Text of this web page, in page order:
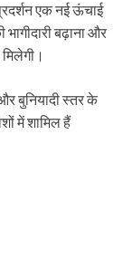
एक नई ऊंचाई
बढ़ाना और
बुनियादी स्तर के
में शामिल हैं